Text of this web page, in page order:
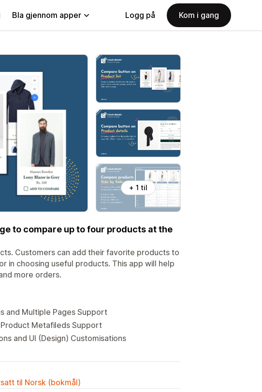
Bla gjennom apper Logg på Kom i gang
+ 1 til
to compare up to four products at the
Customers can add their favorite products to
in choosing useful products. This app will help
more orders.
and Multiple Pages Support
Metafileds Support
and UI (Design) Customisations
til Norsk (bokmål)